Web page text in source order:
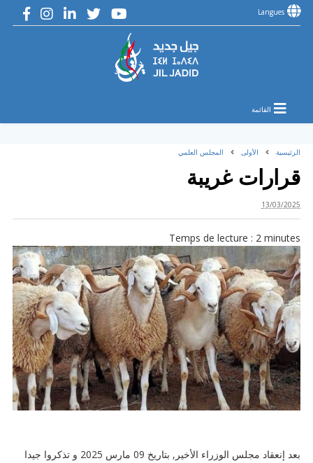
Langues
القائمة
الرئيسية الأولى المجلس العلمي
قرارات غريبة
13/03/2025
Temps de lecture : 2 minutes
بعد إنعقاد مجلس الوزراء الأخير, بتاريخ 09 مارس 2025 و تذكروا جيدا